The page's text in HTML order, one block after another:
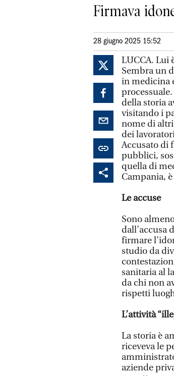
Firmava
28 giugno 2025 15:52
LUCCA. Lui
Sembra un
in medicina
della storia
visitando i
nome di
dei
Accusato di
pubblici,
quella di
Campania,
Le accuse
Sono
dall’accusa
firmare
studio da
sanitaria al
da chi non
rispetti
L’attività
La storia è
riceveva le
aziende